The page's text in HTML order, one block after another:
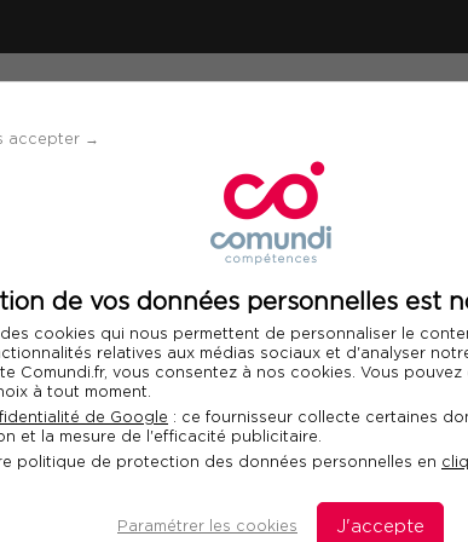
accepter →
de vos données personnelles est
cookies qui nous permettent de personnaliser le
relatives aux médias sociaux et d'analyser
Comundi.fr, vous consentez à nos cookies. Vous pouvez
à tout moment.
de Google : ce fournisseur collecte certaines
et la mesure de l'efficacité publicitaire.
politique de protection des données personnelles en
Paramétrer les cookies J'accepte
: Animer un groupe en analyse de pratiques
Télécharger le programme
groupe en